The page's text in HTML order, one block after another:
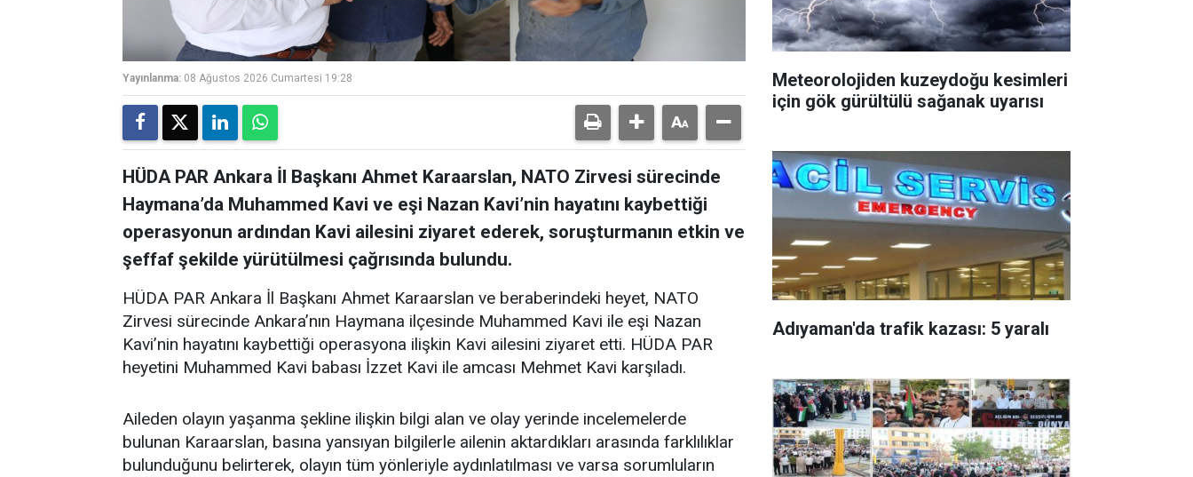
Yayınlanma: 08 Ağustos 2026 Cumartesi 19:28
HÜDA PAR Ankara İl Başkanı Ahmet Karaarslan, NATO Zirvesi sürecinde
Haymana’da Muhammed Kavi ve eşi Nazan Kavi’nin hayatını kaybettiği
operasyonun ardından Kavi ailesini ziyaret ederek, soruşturmanın etkin ve
şeffaf şekilde yürütülmesi çağrısında bulundu.
HÜDA PAR Ankara İl Başkanı Ahmet Karaarslan ve beraberindeki heyet, NATO
Zirvesi sürecinde Ankara’nın Haymana ilçesinde Muhammed Kavi ile eşi Nazan
Kavi’nin hayatını kaybettiği operasyona ilişkin Kavi ailesini ziyaret etti. HÜDA PAR
heyetini Muhammed Kavi babası İzzet Kavi ile amcası Mehmet Kavi karşıladı.
Aileden olayın yaşanma şekline ilişkin bilgi alan ve olay yerinde incelemelerde
bulunan Karaarslan, basına yansıyan bilgilerle ailenin aktardıkları arasında farklılıklar
bulunduğunu belirterek, olayın tüm yönleriyle aydınlatılması ve varsa sorumluların
Meteorolojiden kuzeydoğu kesimleri
için gök gürültülü sağanak uyarısı
Adıyaman'da trafik kazası: 5 yaralı